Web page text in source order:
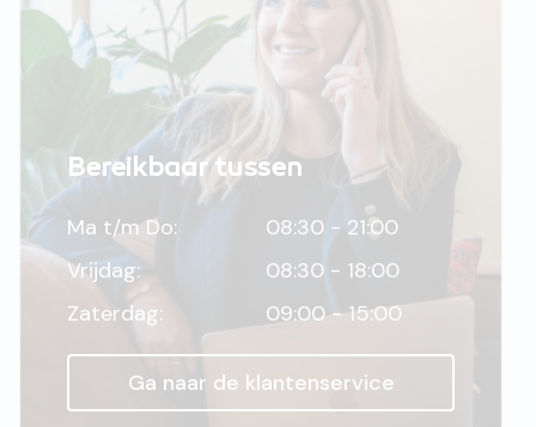
Bereikbaar tussen
Ma t/m Do:
08:30 - 21:00
Vrijdag:
08:30 - 18:00
Zaterdag:
09:00 - 15:00
Ga naar de klantenservice